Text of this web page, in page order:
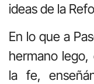
ideas de la
En lo que a
hermano
la fe,